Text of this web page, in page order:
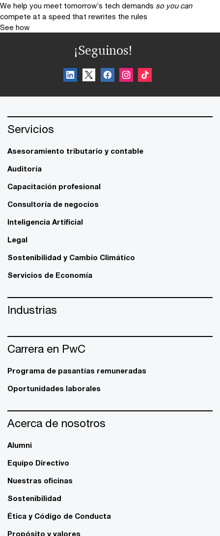
We help you meet tomorrow’s tech demands so you can
compete at a speed that rewrites the rules
See how
¡Seguinos!
Servicios
Asesoramiento tributario y contable
Auditoría
Capacitación profesional
Consultoría de negocios
Inteligencia Artificial
Legal
Sostenibilidad y Cambio Climático
Servicios de Economía
Industrias
Carrera en PwC
Programa de pasantías remuneradas
Oportunidades laborales
Acerca de nosotros
Alumni
Equipo Directivo
Nuestras oficinas
Sostenibilidad
Ética y Código de Conducta
Propósito y valores